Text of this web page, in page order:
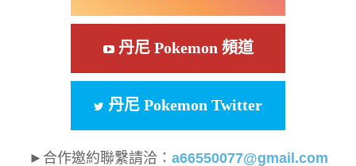
丹尼 Pokemon 頻道
丹尼 Pokemon Twitter
►合作邀約聯繫請洽： a66550077@gmail.com